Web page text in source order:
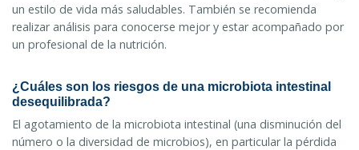
un estilo de vida más saludables. También se recomienda
realizar análisis para conocerse mejor y estar acompañado por
un profesional de la nutrición.
¿Cuáles son los riesgos de una microbiota intestinal
desequilibrada?
El agotamiento de la microbiota intestinal (una disminución del
número o la diversidad de microbios), en particular la pérdida